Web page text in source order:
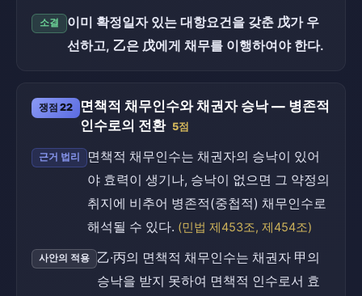
소결
이미 확정일자 있는 대항요건을 갖춘 戊가 우
선하고, 乙은 戊에게 채무를 이행하여야 한다.
쟁점 22
면책적 채무인수와 채권자 승낙 — 병존적
인수로의 전환 5점
근거 법리
면책적 채무인수는 채권자의 승낙이 있어
야 효력이 생기나, 승낙이 없으면 그 약정의
취지에 비추어 병존적(중첩적) 채무인수로
해석될 수 있다. (민법 제453조, 제454조)
사안의 적용
乙·丙의 면책적 채무인수는 채권자 甲의
승낙을 받지 못하여 면책적 인수로서 효